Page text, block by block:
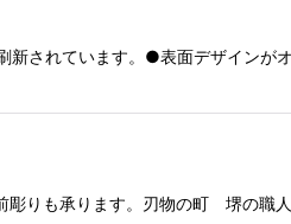
されています。●表面デザインが
も承ります。刃物の町 堺の職人